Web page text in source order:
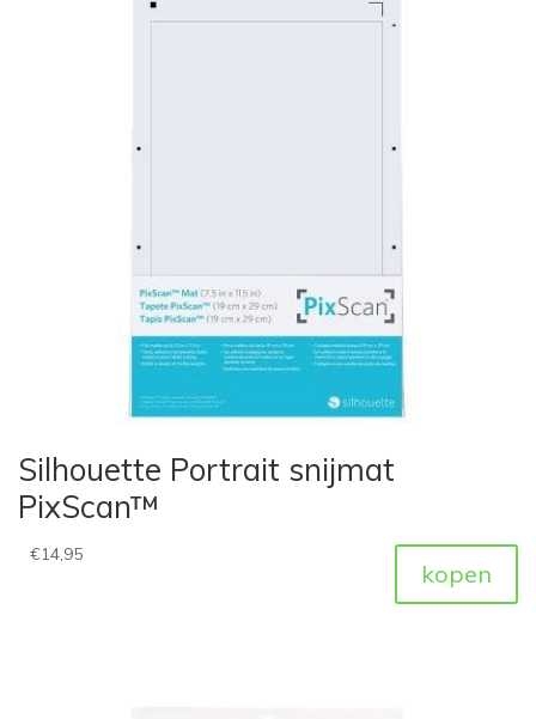
Silhouette Portrait snijmat
PixScan™
€14,95
kopen